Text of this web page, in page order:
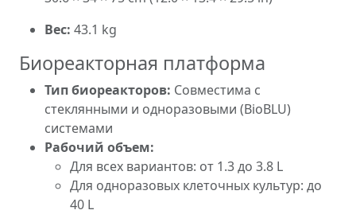
Вес: 43.1 kg
Биореакторная платформа
Тип биореакторов: Совместима с
стеклянными и одноразовыми (BioBLU)
системами
Рабочий объем:
Для всех вариантов: от 1.3 до 3.8 L
Для одноразовых клеточных культур: до
40 L